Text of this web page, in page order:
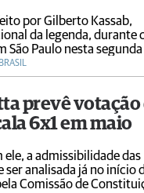
por Gilberto Kassab,
da legenda, durante
São Paulo nesta
BRASIL
prevê votação
6x1 em maio
ele, a admissibilidade das
ser analisada já no início
Comissão de